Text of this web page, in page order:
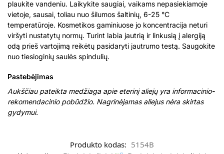
plaukite vandeniu. Laikykite saugiai, vaikams nepasiekiamoje
vietoje, sausai, toliau nuo šilumos šaltinių, 6-25 °C
temperatūroje. Kosmetikos gaminiuose jo koncentracija neturi
viršyti nustatytų normų. Turint labia jautrią ir linkusią į alergiją
odą prieš vartojimą reikėtų pasidaryti jautrumo testą. Saugokite
nuo tiesioginių saulės spindulių.
Pastebėjimas
Aukščiau pateikta medžiaga apie eterinį aliejų yra informacinio-
rekomendacinio pobūdžio. Nagrinėjamas aliejus nėra skirtas
gydymui.
Produkto kodas: 5154B